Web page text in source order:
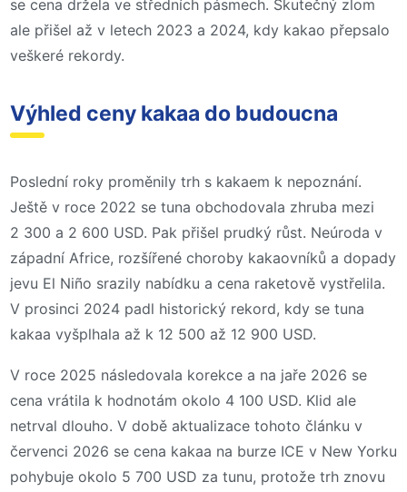
se cena držela ve středních pásmech. Skutečný zlom
ale přišel až v letech 2023 a 2024, kdy kakao přepsalo
veškeré rekordy.
Výhled ceny kakaa do budoucna
Poslední roky proměnily trh s kakaem k nepoznání.
Ještě v roce 2022 se tuna obchodovala zhruba mezi
2 300 a 2 600 USD. Pak přišel prudký růst. Neúroda v
západní Africe, rozšířené choroby kakaovníků a dopady
jevu El Niño srazily nabídku a cena raketově vystřelila.
V prosinci 2024 padl historický rekord, kdy se tuna
kakaa vyšplhala až k 12 500 až 12 900 USD.
V roce 2025 následovala korekce a na jaře 2026 se
cena vrátila k hodnotám okolo 4 100 USD. Klid ale
netrval dlouho. V době aktualizace tohoto článku v
červenci 2026 se cena kakaa na burze ICE v New Yorku
pohybuje okolo 5 700 USD za tunu, protože trh znovu